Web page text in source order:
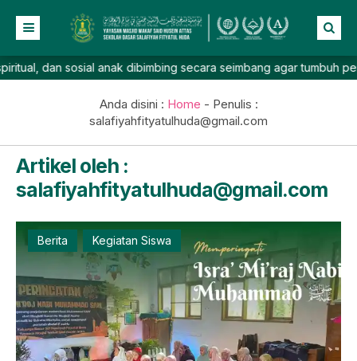
Beranda
Prestasi
Galeri
Lainnya
sosial anak dibimbing secara seimbang agar tumbuh
Anda disini : Home - Penulis :
salafiyahfityatulhuda@gmail.com
Artikel oleh :
salafiyahfityatulhuda@gmail.com
Berita Kegiatan Siswa